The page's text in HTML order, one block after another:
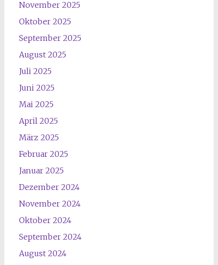
November 2025
Oktober 2025
September 2025
August 2025
Juli 2025
Juni 2025
Mai 2025
April 2025
März 2025
Februar 2025
Januar 2025
Dezember 2024
November 2024
Oktober 2024
September 2024
August 2024